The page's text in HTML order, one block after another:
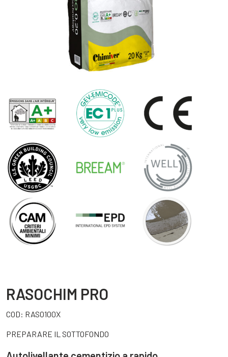
RASOCHIM PRO
COD: RASO100X
PREPARARE IL SOTTOFONDO